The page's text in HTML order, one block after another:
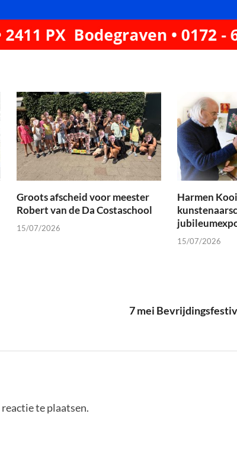
Groots afscheid voor meester
Robert van de Da Costaschool
15/07/2026
Harmen
15/07/2026
7 mei
reactie te plaatsen.